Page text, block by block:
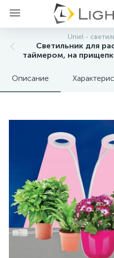
Uniel -
Светильник для
таймером, на
Описание